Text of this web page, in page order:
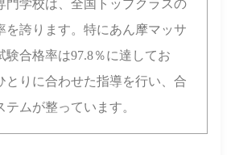
門学校は、全国トップクラスの
を誇ります。特にあん摩マッサ
験合格率は97.8％に達してお
とりに合わせた指導を行い、合
ムが整っています。